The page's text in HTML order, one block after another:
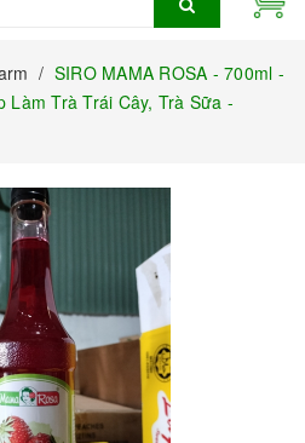
/ SIRO MAMA ROSA - 700ml -
Làm Trà Trái Cây, Trà Sữa -